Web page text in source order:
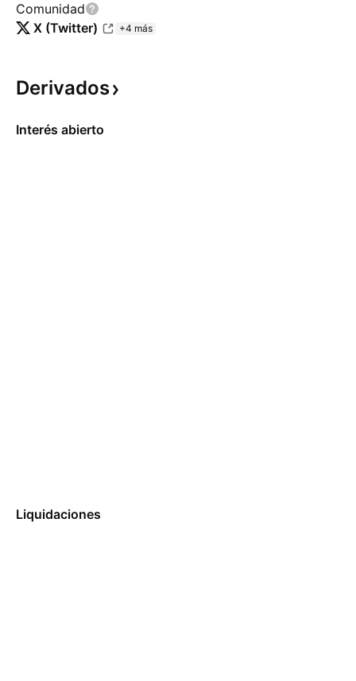
Comunidad
X (Twitter)
+4 más
Derivados
Interés abierto
Liquidaciones